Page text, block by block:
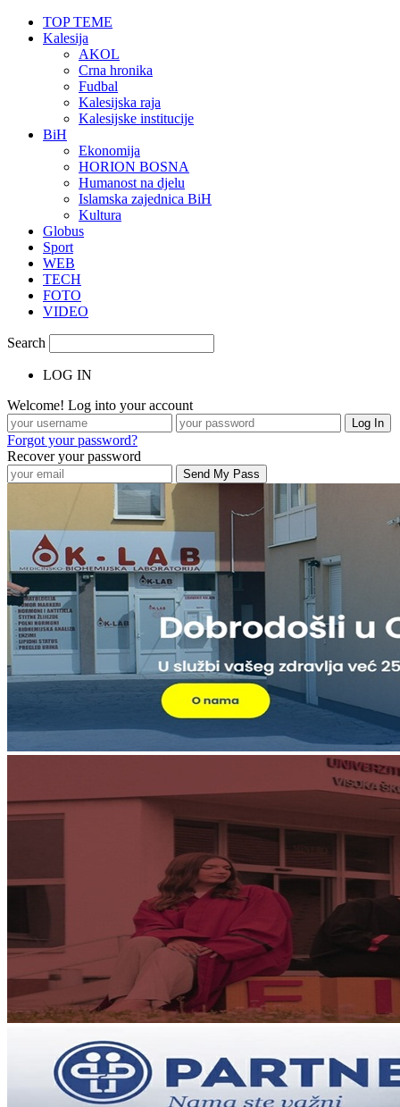
TOP TEME
Kalesija
AKOL
Crna hronika
Fudbal
Kalesijska raja
Kalesijske institucije
BiH
Ekonomija
HORION BOSNA
Humanost na djelu
Islamska zajednica BiH
Kultura
Globus
Sport
WEB
TECH
FOTO
VIDEO
Search
LOG IN
Welcome! Log into your account
Forgot your password?
Recover your password